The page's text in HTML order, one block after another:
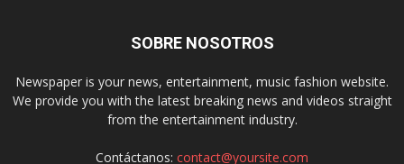
SOBRE NOSOTROS
Newspaper is your news, entertainment, music fashion website.
We provide you with the latest breaking news and videos straight
from the entertainment industry.
Contáctanos: contact@yoursite.com